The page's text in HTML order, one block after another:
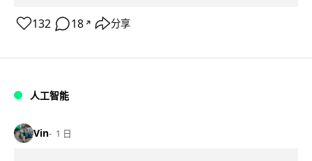
132 18 ↗ 分享
人工智能
Vin 1 日